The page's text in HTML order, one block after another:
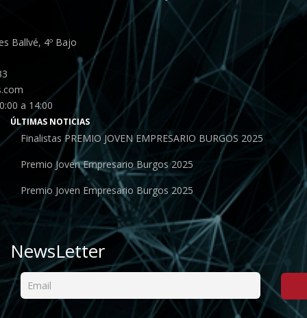
Ballvé, 4º Bajo
a 14:00
ÚLTIMAS NOTICIAS
Finalistas PREMIO JOVEN EMPRESARIO BURGOS 2025
Premio Joven Empresario Burgos 2025
Premio Joven Empresario Burgos 2025
NewsLetter